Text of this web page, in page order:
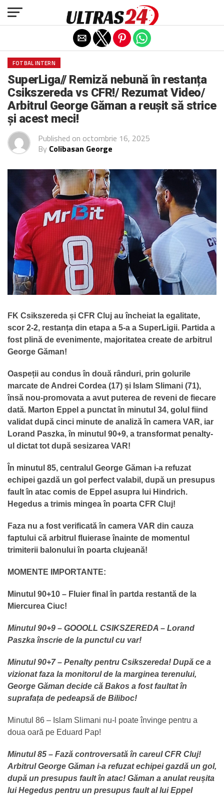
FOTBAL INTERN
SuperLiga// Remiză nebună în restanța
Csikszereda vs CFR!/ Rezumat Video/
Arbitrul George Găman a reușit să strice
și acest meci!
Published on octombrie 16, 2025
By Colibasan George
FK Csikszereda și CFR Cluj au încheiat la egalitate,
scor 2-2, restanța din etapa a 5-a a SuperLigii. Partida a
fost plină de evenimente, majoritatea create de arbitrul
George Găman!
Oaspeții au condus în două rânduri, prin golurile
marcate de Andrei Cordea (17) și Islam Slimani (71),
însă nou-promovata a avut puterea de reveni de fiecare
dată. Marton Eppel a punctat în minutul 34, golul fiind
validat după cinci minute de analiză în camera VAR, iar
Lorand Paszka, în minutul 90+9, a transformat penalty-
ul dictat tot după sesizarea VAR!
În minutul 85, centralul George Găman i-a refuzat
echipei gazdă un gol perfect valabil, după un presupus
fault în atac comis de Eppel asupra lui Hindrich.
Hegedus a trimis mingea în poarta CFR Cluj!
Faza nu a fost verificată în camera VAR din cauza
faptului că arbitrul fluierase înainte de momentul
trimiterii balonului în poarta clujeană!
MOMENTE IMPORTANTE:
Minutul 90+10 – Fluier final în partda restantă de la
Miercurea Ciuc!
Minutul 90+9 – GOOOLL CSIKSZEREDA – Lorand
Paszka înscrie de la punctul cu var!
Minutul 90+7 – Penalty pentru Csikszereda! După ce a
vizionat faza la monitorul de la marginea terenului,
George Găman decide că Bakos a fost faultat în
suprafața de pedeapsă de Biliboc!
Minutul 86 – Islam Slimani nu-l poate învinge pentru a
doua oară pe Eduard Pap!
Minutul 85 – Fază controversată în careul CFR Cluj!
Arbitrul George Găman i-a refuzat echipei gazdă un gol,
după un presupus fault în atac! Găman a anulat reușita
lui Hegedus pentru un presupus fault al lui Eppel
Exit mobile version